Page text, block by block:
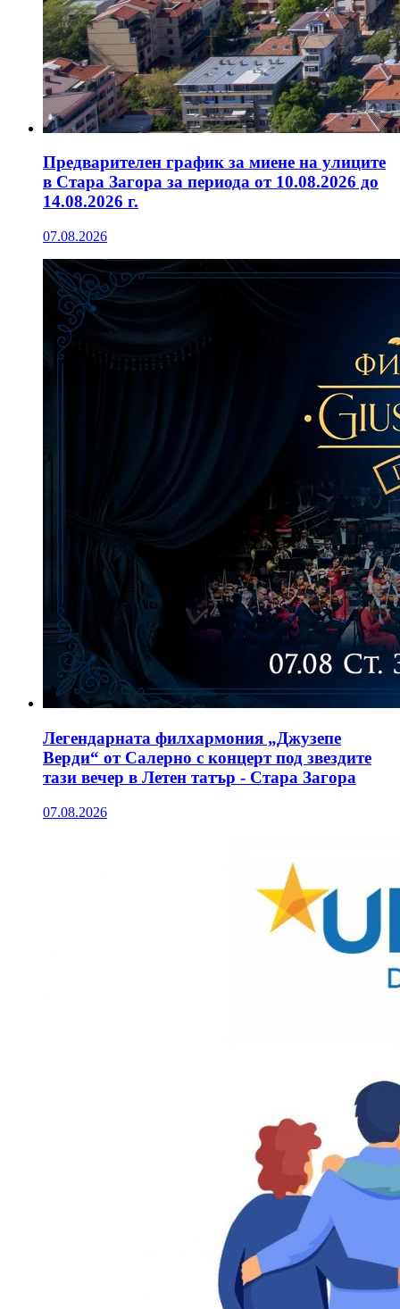
Предварителен график за миене на улиците
в Стара Загора за периода от 10.08.2026 до
14.08.2026 г.
07.08.2026
Легендарната филхармония „Джузепе
Верди“ от Салерно с концерт под звездите
тази вечер в Летен татър - Стара Загора
07.08.2026